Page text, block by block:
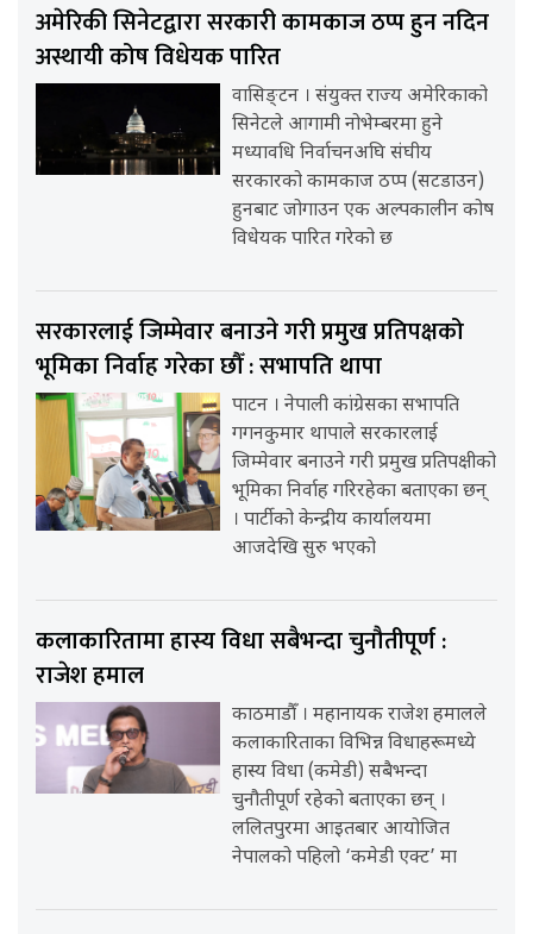
अमेरिकी सिनेटद्वारा सरकारी कामकाज ठप्प हुन नदिन
अस्थायी कोष विधेयक पारित
वासिङ्टन । संयुक्त राज्य अमेरिकाको
सिनेटले आगामी नोभेम्बरमा हुने
मध्यावधि निर्वाचनअघि संघीय
सरकारको कामकाज ठप्प (सटडाउन)
हुनबाट जोगाउन एक अल्पकालीन कोष
विधेयक पारित गरेको छ
सरकारलाई जिम्मेवार बनाउने गरी प्रमुख प्रतिपक्षको
भूमिका निर्वाह गरेका छौँ : सभापति थापा
पाटन । नेपाली कांग्रेसका सभापति
गगनकुमार थापाले सरकारलाई
जिम्मेवार बनाउने गरी प्रमुख प्रतिपक्षीको
भूमिका निर्वाह गरिरहेका बताएका छन्
। पार्टीको केन्द्रीय कार्यालयमा
आजदेखि सुरु भएको
कलाकारितामा हास्य विधा सबैभन्दा चुनौतीपूर्ण :
राजेश हमाल
काठमाडौँ । महानायक राजेश हमालले
कलाकारिताका विभिन्न विधाहरूमध्ये
हास्य विधा (कमेडी) सबैभन्दा
चुनौतीपूर्ण रहेको बताएका छन् ।
ललितपुरमा आइतबार आयोजित
नेपालको पहिलो ‘कमेडी एक्ट’ मा